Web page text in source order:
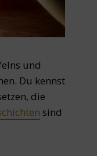
und
Du kennst
die
sind